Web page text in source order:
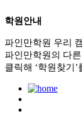
학원안내
파인만학원 우리
파인만학원의 다
클릭해 ‘학원찾기